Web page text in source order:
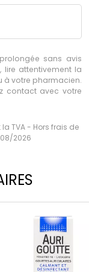
sans avis
lire attentivement la
à votre pharmacien.
contact avec votre
TVA - Hors frais de
2026